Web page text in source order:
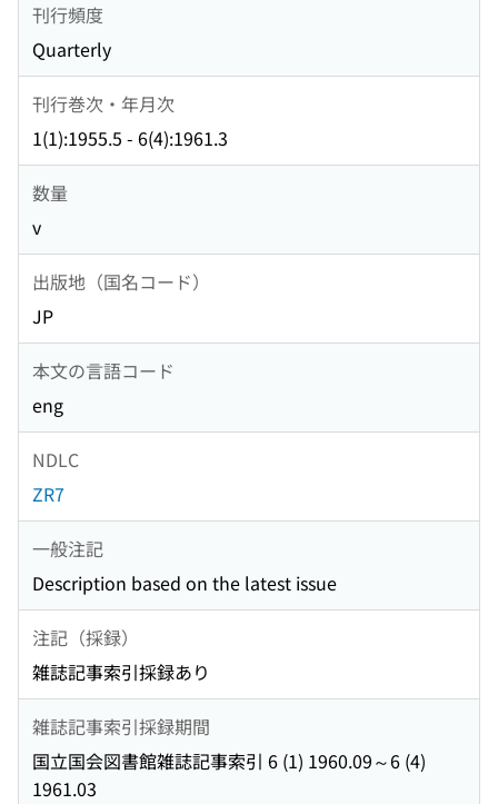
刊行頻度
Quarterly
刊行巻次・年月次
1(1):1955.5 - 6(4):1961.3
数量
v
出版地（国名コード）
JP
本文の言語コード
eng
NDLC
ZR7
一般注記
Description based on the latest issue
注記（採録）
雑誌記事索引採録あり
雑誌記事索引採録期間
国立国会図書館雑誌記事索引 6 (1) 1960.09～6 (4)
1961.03